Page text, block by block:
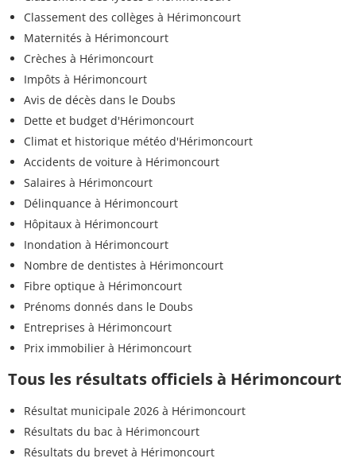
Classement des collèges à Hérimoncourt
Maternités à Hérimoncourt
Crèches à Hérimoncourt
Impôts à Hérimoncourt
Avis de décès dans le Doubs
Dette et budget d'Hérimoncourt
Climat et historique météo d'Hérimoncourt
Accidents de voiture à Hérimoncourt
Salaires à Hérimoncourt
Délinquance à Hérimoncourt
Hôpitaux à Hérimoncourt
Inondation à Hérimoncourt
Nombre de dentistes à Hérimoncourt
Fibre optique à Hérimoncourt
Prénoms donnés dans le Doubs
Entreprises à Hérimoncourt
Prix immobilier à Hérimoncourt
Tous les résultats officiels à Hérimoncourt
Résultat municipale 2026 à Hérimoncourt
Résultats du bac à Hérimoncourt
Résultats du brevet à Hérimoncourt